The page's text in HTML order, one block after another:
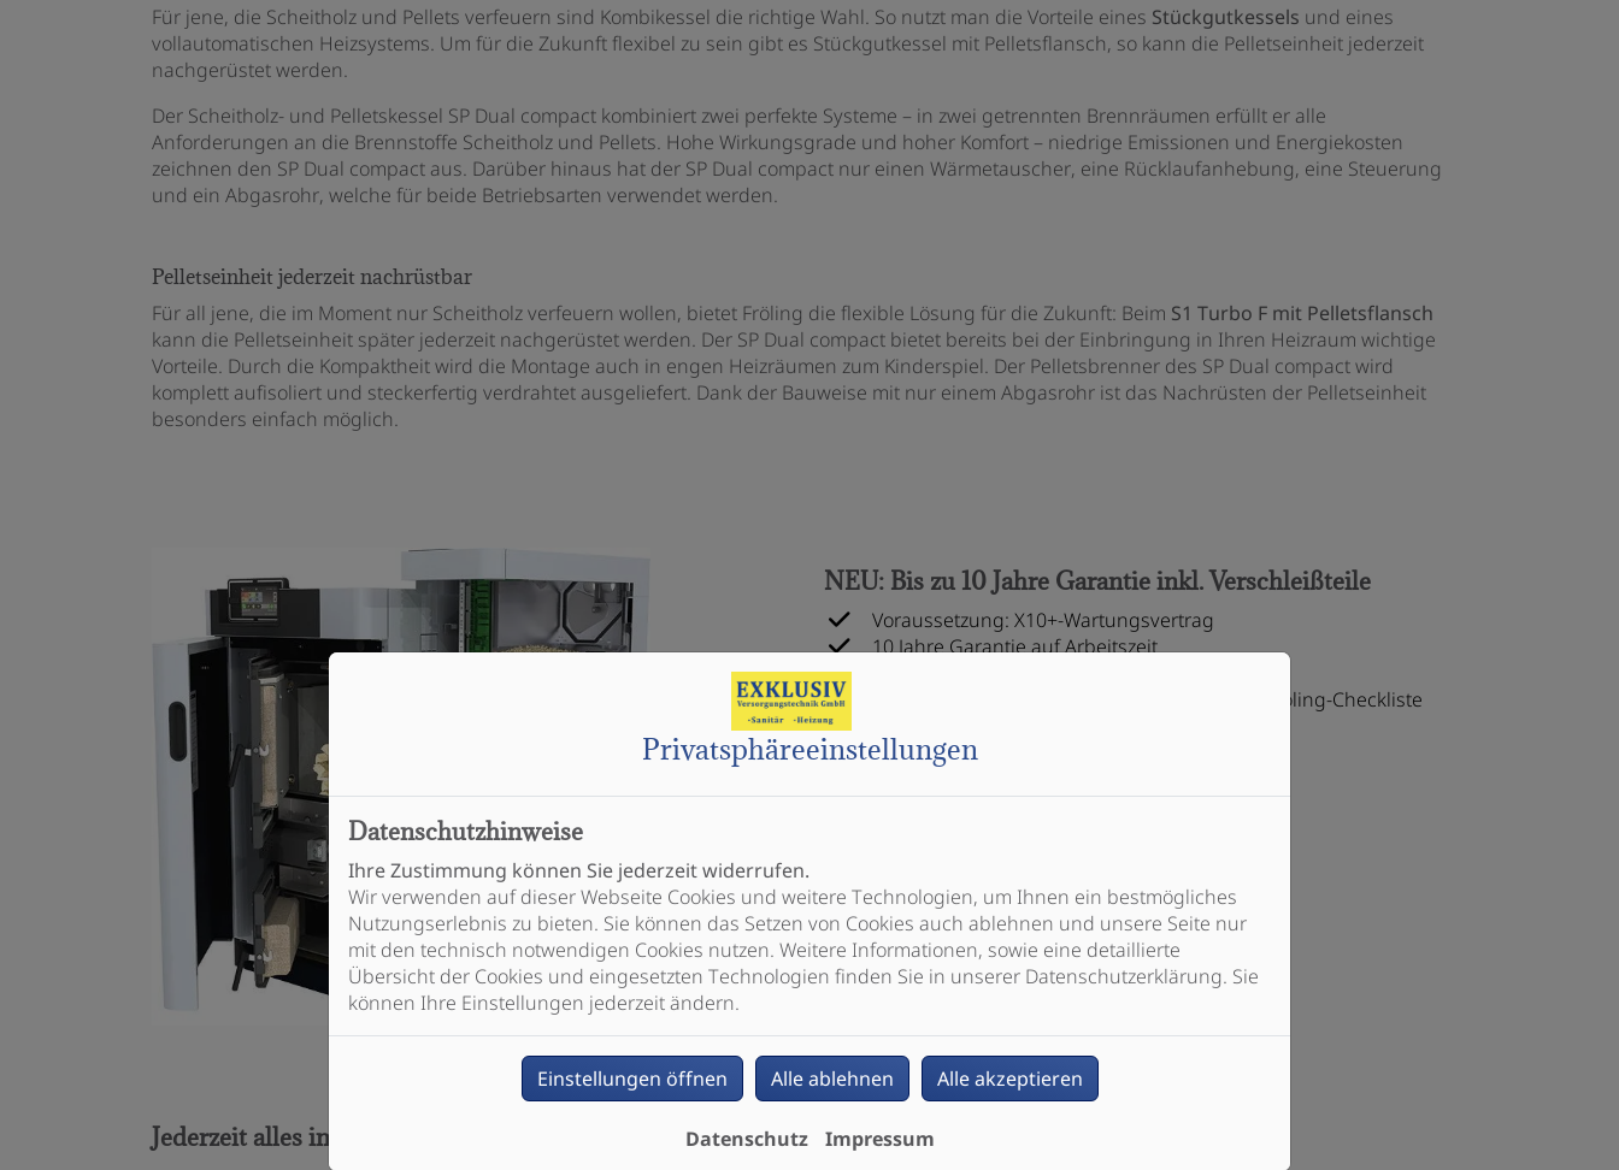
Für jene, die Scheitholz und Pellets verfeuern sind Kombikessel die richtige Wahl. So nutzt man die Vorteile eines Stückgutkessels und eines
vollautomatischen Heizsystems. Um für die Zukunft flexibel zu sein gibt es Stückgutkessel mit Pelletsflansch, so kann die Pelletseinheit jederzeit
nachgerüstet werden.
Der Scheitholz- und Pelletskessel SP Dual compact kombiniert zwei perfekte Systeme – in zwei getrennten Brennräumen erfüllt er alle
Anforderungen an die Brennstoffe Scheitholz und Pellets. Hohe Wirkungsgrade und hoher Komfort – niedrige Emissionen und Energiekosten
zeichnen den SP Dual compact aus. Darüber hinaus hat der SP Dual compact nur einen Wärmetauscher, eine Rücklaufanhebung, eine Steuerung
und ein Abgasrohr, welche für beide Betriebsarten verwendet werden.
Pelletseinheit jederzeit nachrüstbar
Für all jene, die im Moment nur Scheitholz verfeuern wollen, bietet Fröling die flexible Lösung für die Zukunft: Beim S1 Turbo F mit Pelletsflansch
kann die Pelletseinheit später jederzeit nachgerüstet werden. Der SP Dual compact bietet bereits bei der Einbringung in Ihren Heizraum wichtige
Vorteile. Durch die Kompaktheit wird die Montage auch in engen Heizräumen zum Kinderspiel. Der Pelletsbrenner des SP Dual compact wird
komplett aufisoliert und steckerfertig verdrahtet ausgeliefert. Dank der Bauweise mit nur einem Abgasrohr ist das Nachrüsten der Pelletseinheit
besonders einfach möglich.
NEU: Bis zu 10 Jahre Garantie inkl. Verschleißteile
Voraussetzung: X10+-Wartungsvertrag
10 Jahre Garantie auf Arbeitszeit
jährlich eine umfangreiche Wartung gemäß Fröling-Checkliste
Jederzeit alles im Überblick mit der neuen Fröling-App
Privatsphäre­einstellungen
Datenschutzhinweise
Ihre Zustimmung können Sie jederzeit widerrufen.
Wir verwenden auf dieser Webseite Cookies und weitere Technologien, um Ihnen ein bestmögliches
Nutzungserlebnis zu bieten. Sie können das Setzen von Cookies auch ablehnen und unsere Seite nur
mit den technisch notwendigen Cookies nutzen. Weitere Informationen, sowie eine detaillierte
Übersicht der Cookies und eingesetzten Technologien finden Sie in unserer Datenschutzerklärung. Sie
können Ihre Einstellungen jederzeit ändern.
Einstellungen öffnen Alle ablehnen Alle akzeptieren
Datenschutz Impressum